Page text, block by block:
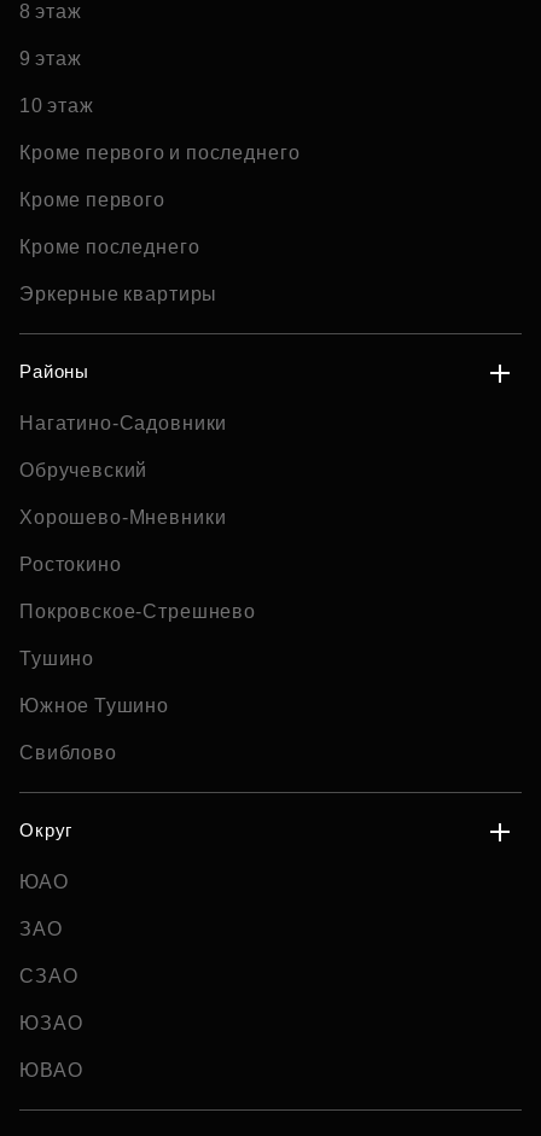
8 этаж
9 этаж
10 этаж
Кроме первого и последнего
Кроме первого
Кроме последнего
Эркерные квартиры
Районы
Нагатино-Садовники
Обручевский
Хорошево-Мневники
Ростокино
Покровское-Стрешнево
Тушино
Южное Тушино
Свиблово
Округ
ЮАО
ЗАО
СЗАО
ЮЗАО
ЮВАО